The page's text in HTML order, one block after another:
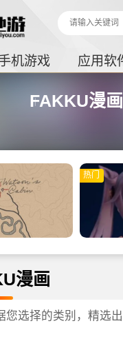
机游戏 应用软
FAKKU漫画
热门
漫画
您选择的类别，精选